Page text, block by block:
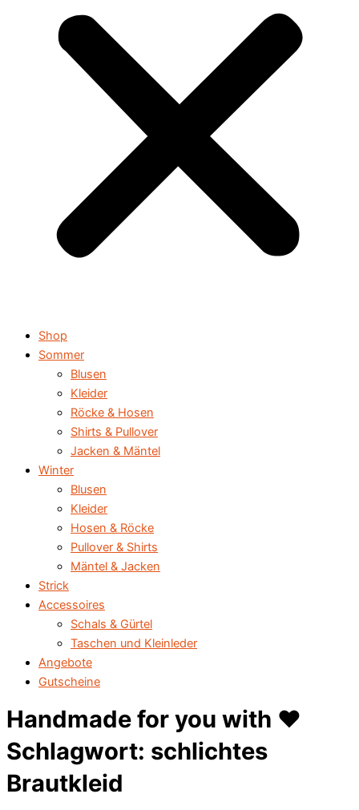
Shop
Sommer
Blusen
Kleider
Röcke & Hosen
Shirts & Pullover
Jacken & Mäntel
Winter
Blusen
Kleider
Hosen & Röcke
Pullover & Shirts
Mäntel & Jacken
Strick
Accessoires
Schals & Gürtel
Taschen und Kleinleder
Angebote
Gutscheine
Handmade for you with ♥️
Schlagwort: schlichtes
Brautkleid